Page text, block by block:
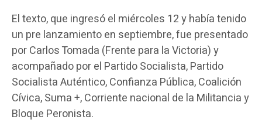
El texto, que ingresó el miércoles 12 y había tenido
un pre lanzamiento en septiembre, fue presentado
por Carlos Tomada (Frente para la Victoria) y
acompañado por el Partido Socialista, Partido
Socialista Auténtico, Confianza Pública, Coalición
Cívica, Suma +, Corriente nacional de la Militancia y
Bloque Peronista.